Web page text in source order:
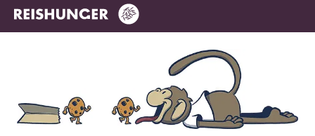
21 Bewertungen
4.71 / 5